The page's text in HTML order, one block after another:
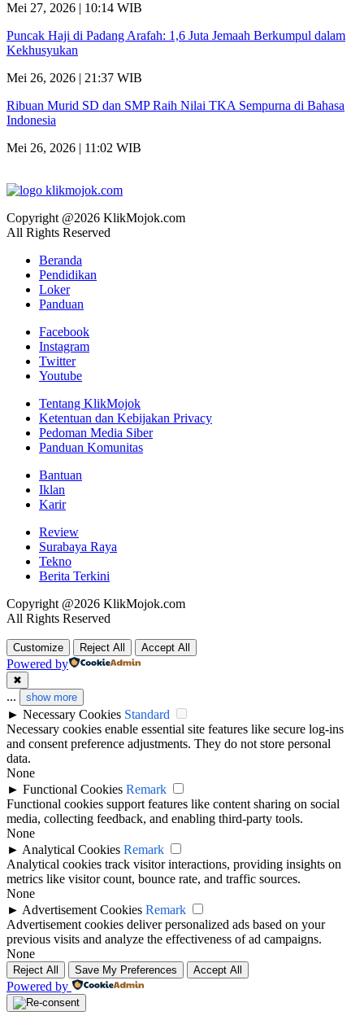
Mei 27, 2026 | 10:14 WIB
Puncak Haji di Padang Arafah: 1,6 Juta Jemaah Berkumpul dalam
Kekhusyukan
Mei 26, 2026 | 21:37 WIB
Ribuan Murid SD dan SMP Raih Nilai TKA Sempurna di Bahasa
Indonesia
Mei 26, 2026 | 11:02 WIB
Copyright @2026 KlikMojok.com
All Rights Reserved
Beranda
Pendidikan
Loker
Panduan
Facebook
Instagram
Twitter
Youtube
Tentang KlikMojok
Ketentuan dan Kebijakan Privacy
Pedoman Media Siber
Panduan Komunitas
Bantuan
Iklan
Karir
Review
Surabaya Raya
Tekno
Berita Terkini
Copyright @2026 KlikMojok.com
All Rights Reserved
Customize Reject All Accept All
Powered by
✖
... show more
► Necessary Cookies Standard
Necessary cookies enable essential site features like secure log-ins
and consent preference adjustments. They do not store personal
data.
None
► Functional Cookies Remark
Functional cookies support features like content sharing on social
media, collecting feedback, and enabling third-party tools.
None
► Analytical Cookies Remark
Analytical cookies track visitor interactions, providing insights on
metrics like visitor count, bounce rate, and traffic sources.
None
► Advertisement Cookies Remark
Advertisement cookies deliver personalized ads based on your
previous visits and analyze the effectiveness of ad campaigns.
None
Reject All Save My Preferences Accept All
Powered by